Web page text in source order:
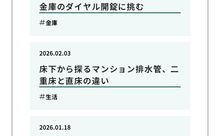
金庫のダイヤル開錠に挑む
金庫
床下から探るマンション排水管、二
重床と直床の違い
2026.02.03
生活
2026.01.18